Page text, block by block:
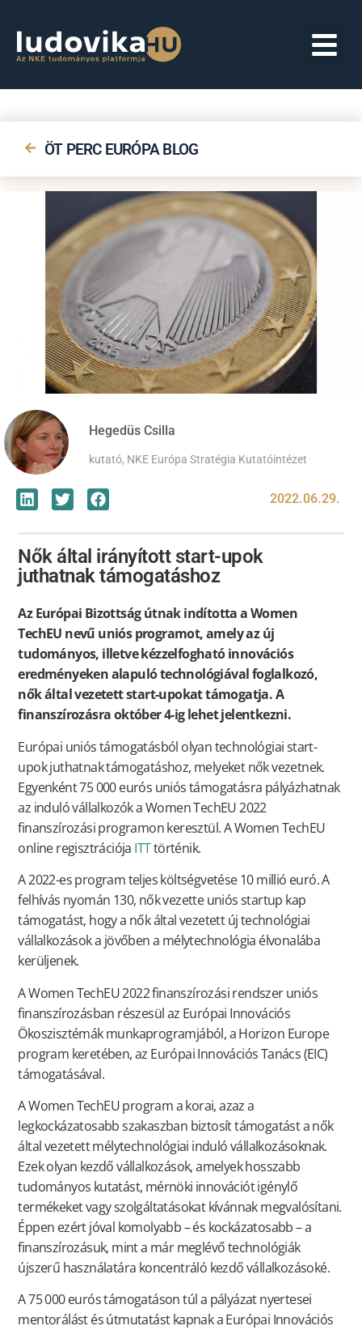
ÖT PERC EURÓPA BLOG
Hegedüs Csilla
kutató, NKE Európa Stratégia Kutatóintézet
2022.06.29.
Nők által irányított start-upok
juthatnak támogatáshoz
Az Európai Bizottság útnak indította a Women
TechEU nevű uniós programot, amely az új
tudományos, illetve kézzelfogható innovációs
eredményeken alapuló technológiával foglalkozó,
nők által vezetett start-upokat támogatja. A
finanszírozásra október 4-ig lehet jelentkezni.
Európai uniós támogatásból olyan technológiai start-
upok juthatnak támogatáshoz, melyeket nők vezetnek.
Egyenként 75 000 eurós uniós támogatásra pályázhatnak
az induló vállalkozók a Women TechEU 2022
finanszírozási programon keresztül. A Women TechEU
online regisztrációja ITTtörténik.
A 2022-es program teljes költségvetése 10 millió euró. A
felhívás nyomán 130, nők vezette uniós startup kap
támogatást, hogy a nők által vezetett új technológiai
vállalkozások a jövőben a mélytechnológia élvonalába
kerüljenek.
A Women TechEU 2022 finanszírozási rendszer uniós
finanszírozásban részesül az Európai Innovációs
Ökoszisztémák munkaprogramjából, a Horizon Europe
program keretében, az Európai Innovációs Tanács (EIC)
támogatásával.
A Women TechEU program a korai, azaz a
legkockázatosabb szakaszban biztosít támogatást a nők
által vezetett mélytechnológiai induló vállalkozásoknak.
Ezek olyan kezdő vállalkozások, amelyek hosszabb
tudományos kutatást, mérnöki innovációt igénylő
termékeket vagy szolgáltatásokat kívánnak megvalósítani.
Éppen ezért jóval komolyabb – és kockázatosabb – a
finanszírozásuk, mint a már meglévő technológiák
újszerű használatára koncentráló kezdő vállalkozásoké.
A 75 000 eurós támogatáson túl a pályázat nyertesei
mentorálást és útmutatást kapnak a Európai Innovációs